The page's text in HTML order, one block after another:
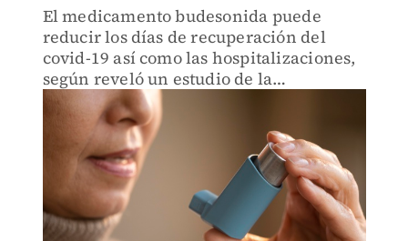
El medicamento budesonida puede
reducir los días de recuperación del
covid-19 así como las hospitalizaciones,
según reveló un estudio de la
Universidad de Oxford.